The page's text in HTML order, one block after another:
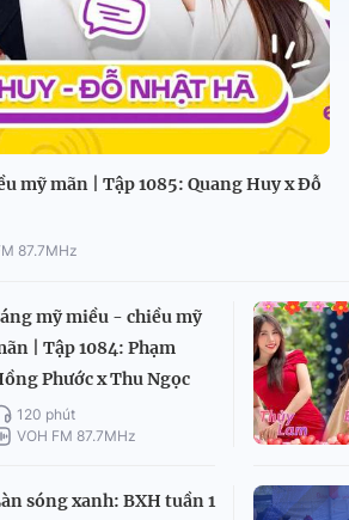
mỹ mãn | Tập 1085: Quang Huy x Đỗ
87.7MHz
mỹ miều - chiều mỹ
| Tập 1084: Phạm
Phước x Thu Ngọc
120 phút
VOH FM 87.7MHz
sóng xanh: BXH tuần 1